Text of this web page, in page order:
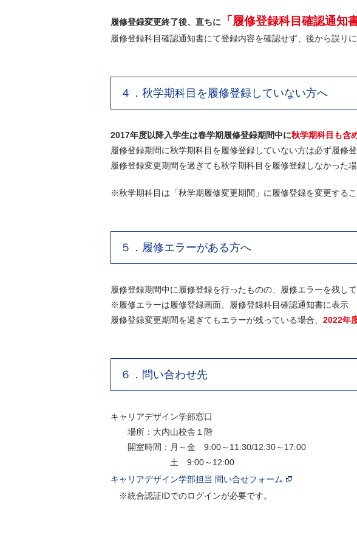
履修登録変更終了後、直ちに 「 履修登録科目確認通知
履修登録科目確認通知書にて登録内容を確認せず、後から誤り
４．秋学期科目を履修登録していない方へ
2017年度以降入学生は春学期履修登録期間中に秋学期科目も含
履修登録期間に秋学期科目を履修登録していない方は必ず履修
履修登録変更期間を過ぎても秋学期科目を履修登録しなかった場
※秋学期科目は「秋学期履修変更期間」に履修登録を変更するこ
５．履修エラーがある方へ
履修登録期間中に履修登録を行ったものの、履修エラーを残し
※履修エラーは履修登録画面、履修登録科目確認通知書に表示
履修登録変更期間を過ぎてもエラーが残っている場合、 2022年
６．問い合わせ先
キャリアデザイン学部窓口
場所：大内山校舎１階
開室時間：月～金 9:00～11:30/12:30～17:00
土 9:00～12:00
キャリアデザイン学部担当 問い合せフォーム
※統合認証IDでのログインが必要です。